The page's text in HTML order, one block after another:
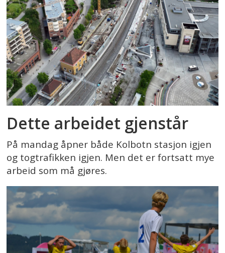
Dette arbeidet gjenstår
På mandag åpner både Kolbotn stasjon igjen
og togtrafikken igjen. Men det er fortsatt mye
arbeid som må gjøres.